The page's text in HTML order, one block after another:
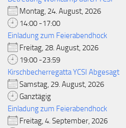
Montag, 24. August, 2026
14:00 -17:00
Einladung zum Feierabendhock
Freitag, 28. August, 2026
19:00 -23:59
Kirschbecherregatta YCSI Abgesagt
Samstag, 29. August, 2026
Ganztägig
Einladung zum Feierabendhock
Freitag, 4. September, 2026